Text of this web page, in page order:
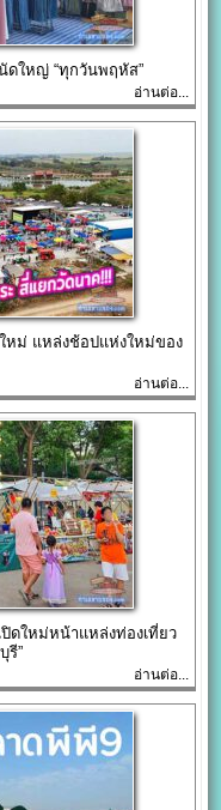
ดใหญ่ “ทุกวันพฤหัส”
อ่านต่อ...
หม่ แหล่งช้อปแห่งใหม่ของ
อ่านต่อ...
ดใหม่หน้าแหล่งท่องเที่ยว
รี”
อ่านต่อ...